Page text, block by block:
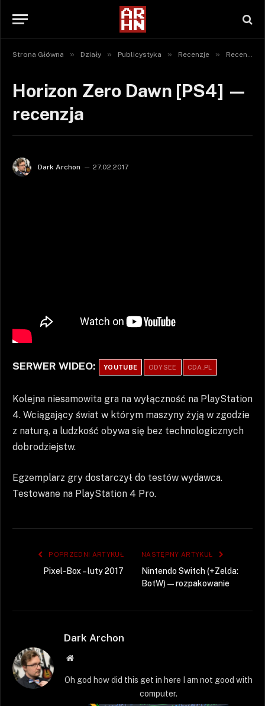
Strona Główna » Działy » Publicystyka » Recenzje » Recenzje gier
Horizon Zero Dawn [PS4] —
recenzja
Dark Archon 27.02.2017
SERWER WIDEO: YOUTUBE ODYSEE CDA.PL
Kolejna niesamowita gra na wyłączność na PlayStation
4. Wciągający świat w którym maszyny żyją w zgodzie
z naturą, a ludzkość obywa się bez technologicznych
dobrodziejstw.
Egzemplarz gry dostarczył do testów wydawca.
Testowane na PlayStation 4 Pro.
POPRZEDNI ARTYKUŁ
Pixel-Box – luty 2017
NASTĘPNY ARTYKUŁ
Nintendo Switch (+Zelda:
BotW) — rozpakowanie
Dark Archon
Strona
Oh god how did this get in here I am not good with
computer.